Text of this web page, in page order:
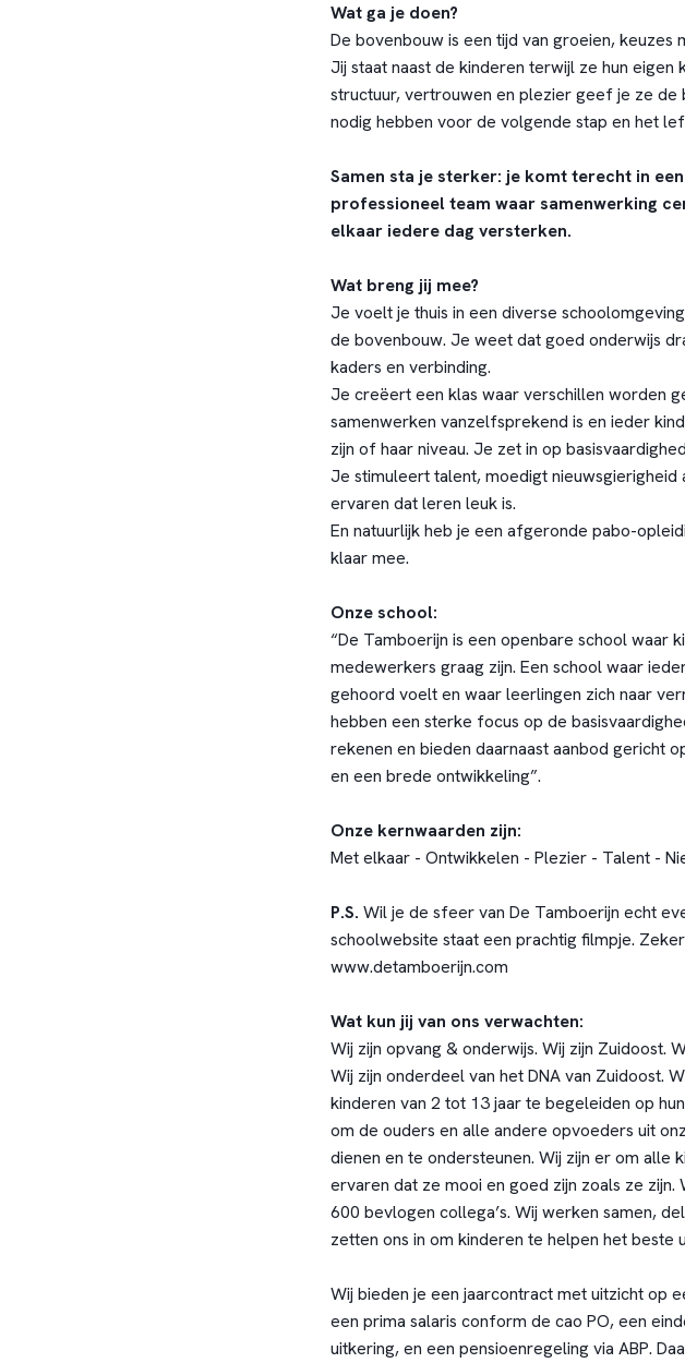
Wat ga je doen?
De bovenbouw is een tijd van groeien, keuzes
Jij staat naast de kinderen terwijl ze hun eigen
structuur, vertrouwen en plezier geef je ze de
nodig hebben voor de volgende stap en het
Samen sta je sterker: je komt terecht in
professioneel team waar samenwerking
elkaar iedere dag versterken.
Wat breng jij mee?
Je voelt je thuis in een diverse
de bovenbouw. Je weet dat goed onderwijs
kaders en verbinding.
Je creëert een klas waar verschillen worden
samenwerken vanzelfsprekend is en ieder
zijn of haar niveau. Je zet in op
Je stimuleert talent, moedigt nieuwsgierigheid
ervaren dat leren leuk is.
En natuurlijk heb je een afgeronde pabo-
klaar mee.
Onze school:
“De Tamboerijn is een openbare school waar
medewerkers graag zijn. Een school waar
gehoord voelt en waar leerlingen zich naar
hebben een sterke focus op de
rekenen en bieden daarnaast aanbod gericht
en een brede ontwikkeling”.
Onze kernwaarden zijn:
Met elkaar - Ontwikkelen - Plezier - Talent -
P.S. Wil je de sfeer van De Tamboerijn echt
schoolwebsite staat een prachtig filmpje.
www.detamboerijn.com
Wat kun jij van ons verwachten:
Wij zijn opvang & onderwijs. Wij zijn Zuidoost.
Wij zijn onderdeel van het DNA van Zuidoost.
kinderen van 2 tot 13 jaar te begeleiden op
om de ouders en alle andere opvoeders uit
dienen en te ondersteunen. Wij zijn er om alle
ervaren dat ze mooi en goed zijn zoals ze zijn.
600 bevlogen collega’s. Wij werken samen,
zetten ons in om kinderen te helpen het beste
Wij bieden je een jaarcontract met uitzicht op
een prima salaris conform de cao PO, een
uitkering, en een pensioenregeling via ABP.